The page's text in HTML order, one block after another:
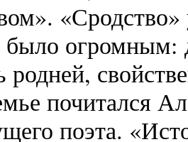
огромным:
родней,
почитался
поэта.